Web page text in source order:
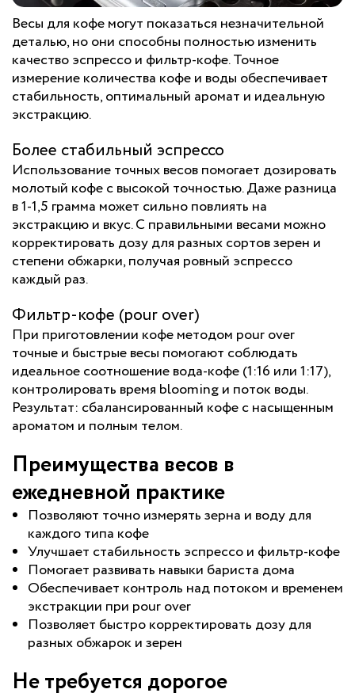
Весы для кофе могут показаться незначительной
деталью, но они способны полностью изменить
качество эспрессо и фильтр-кофе. Точное
измерение количества кофе и воды обеспечивает
стабильность, оптимальный аромат и идеальную
экстракцию.
Более стабильный эспрессо
Использование точных весов помогает дозировать
молотый кофе с высокой точностью. Даже разница
в 1-1,5 грамма может сильно повлиять на
экстракцию и вкус. С правильными весами можно
корректировать дозу для разных сортов зерен и
степени обжарки, получая ровный эспрессо
каждый раз.
Фильтр-кофе (pour over)
При приготовлении кофе методом pour over
точные и быстрые весы помогают соблюдать
идеальное соотношение вода-кофе (1:16 или 1:17),
контролировать время blooming и поток воды.
Результат: сбалансированный кофе с насыщенным
ароматом и полным телом.
Преимущества весов в
ежедневной практике
Позволяют точно измерять зерна и воду для
каждого типа кофе
Улучшает стабильность эспрессо и фильтр-кофе
Помогает развивать навыки бариста дома
Обеспечивает контроль над потоком и временем
экстракции при pour over
Позволяет быстро корректировать дозу для
разных обжарок и зерен
Не требуется дорогое